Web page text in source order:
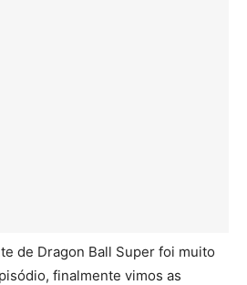
de Dragon Ball Super foi muito
finalmente vimos as